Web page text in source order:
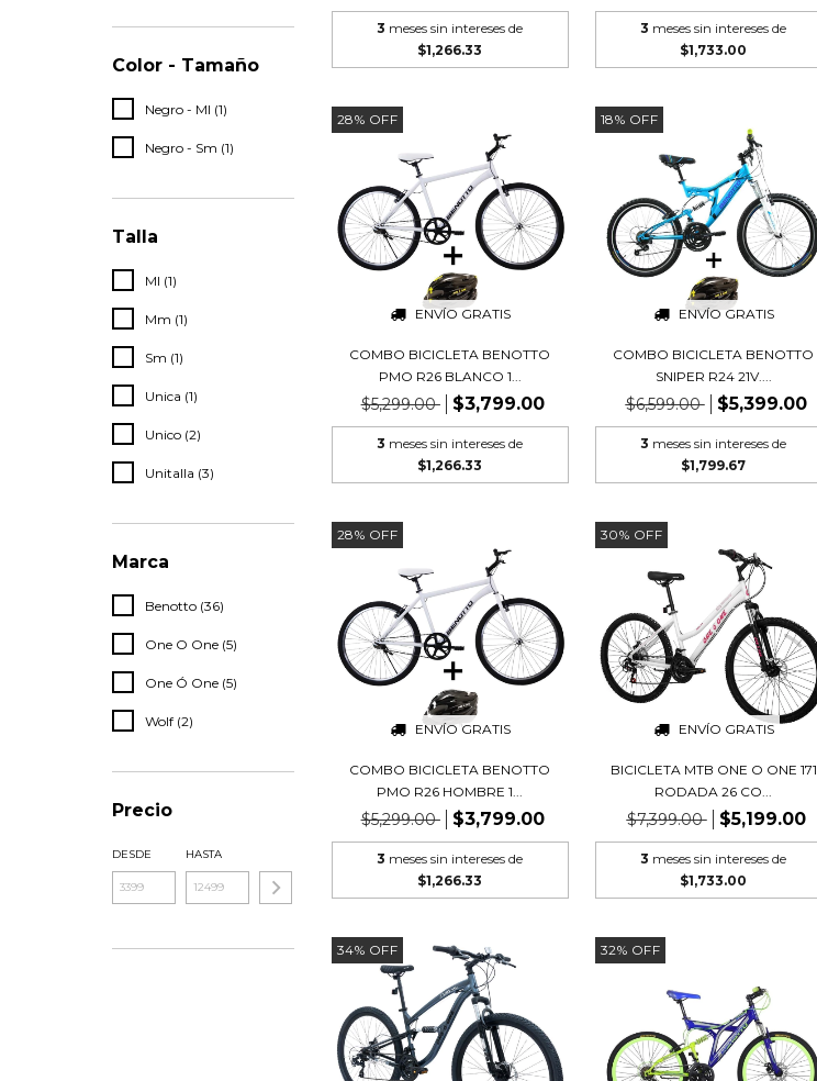
Color - Tamaño
Negro - Ml (1)
Negro - Sm (1)
Talla
Ml (1)
Mm (1)
Sm (1)
Unica (1)
Unico (2)
Unitalla (3)
Marca
Benotto (36)
One O One (5)
One Ó One (5)
Wolf (2)
Precio
DESDE HASTA
3 meses sin intereses de
$1,266.33
3 meses sin intereses de
$1,733.00
28% OFF
ENVÍO GRATIS
COMBO BICICLETA BENOTTO
PMO R26 BLANCO 1...
$5,299.00 $3,799.00
3 meses sin intereses de
$1,266.33
18% OFF
ENVÍO GRATIS
COMBO BICICLETA BENOTTO
SNIPER R24 21V....
$6,599.00 $5,399.00
3 meses sin intereses de
$1,799.67
28% OFF
ENVÍO GRATIS
COMBO BICICLETA BENOTTO
PMO R26 HOMBRE 1...
$5,299.00 $3,799.00
3 meses sin intereses de
$1,266.33
30% OFF
ENVÍO GRATIS
BICICLETA MTB ONE O ONE 171
RODADA 26 CO...
$7,399.00 $5,199.00
3 meses sin intereses de
$1,733.00
34% OFF 32% OFF